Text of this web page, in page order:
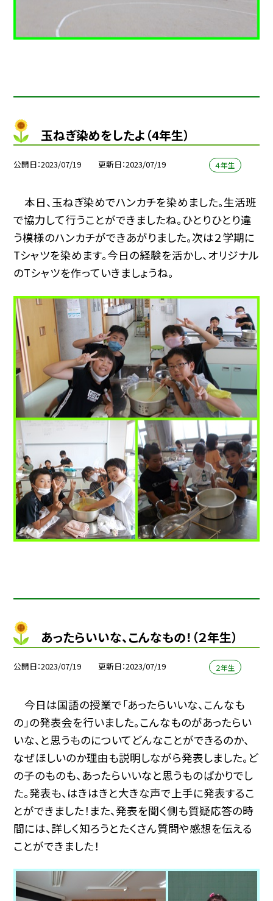
玉ねぎ染めをしたよ（4年生）
公開日 2023/07/19 更新日 2023/07/19 ４年生
本日、玉ねぎ染めでハンカチを染めました。生活班
で協力して行うことができましたね。ひとりひとり違
う模様のハンカチができあがりました。次は２学期に
Tシャツを染めます。今日の経験を活かし、オリジナル
のTシャツを作っていきましょうね。
あったらいいな、こんなもの！（２年生）
公開日 2023/07/19 更新日 2023/07/19 ２年生
今日は国語の授業で「あったらいいな、こんなも
の」の発表会を行いました。こんなものがあったらい
いな、と思うものについてどんなことができるのか、
なぜほしいのか理由も説明しながら発表しました。ど
の子のものも、あったらいいなと思うものばかりでし
た。発表も、はきはきと大きな声で上手に発表するこ
とができました！また、発表を聞く側も質疑応答の時
間には、詳しく知ろうとたくさん質問や感想を伝える
ことができました！